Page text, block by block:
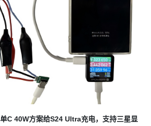
C 40W方案给S24 Ultra充电，支持三星显